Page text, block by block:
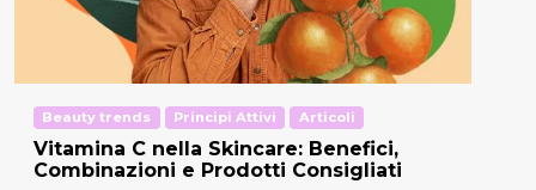
Beauty trends Principi Attivi Articoli
Vitamina C nella Skincare: Benefici,
Combinazioni e Prodotti Consigliati